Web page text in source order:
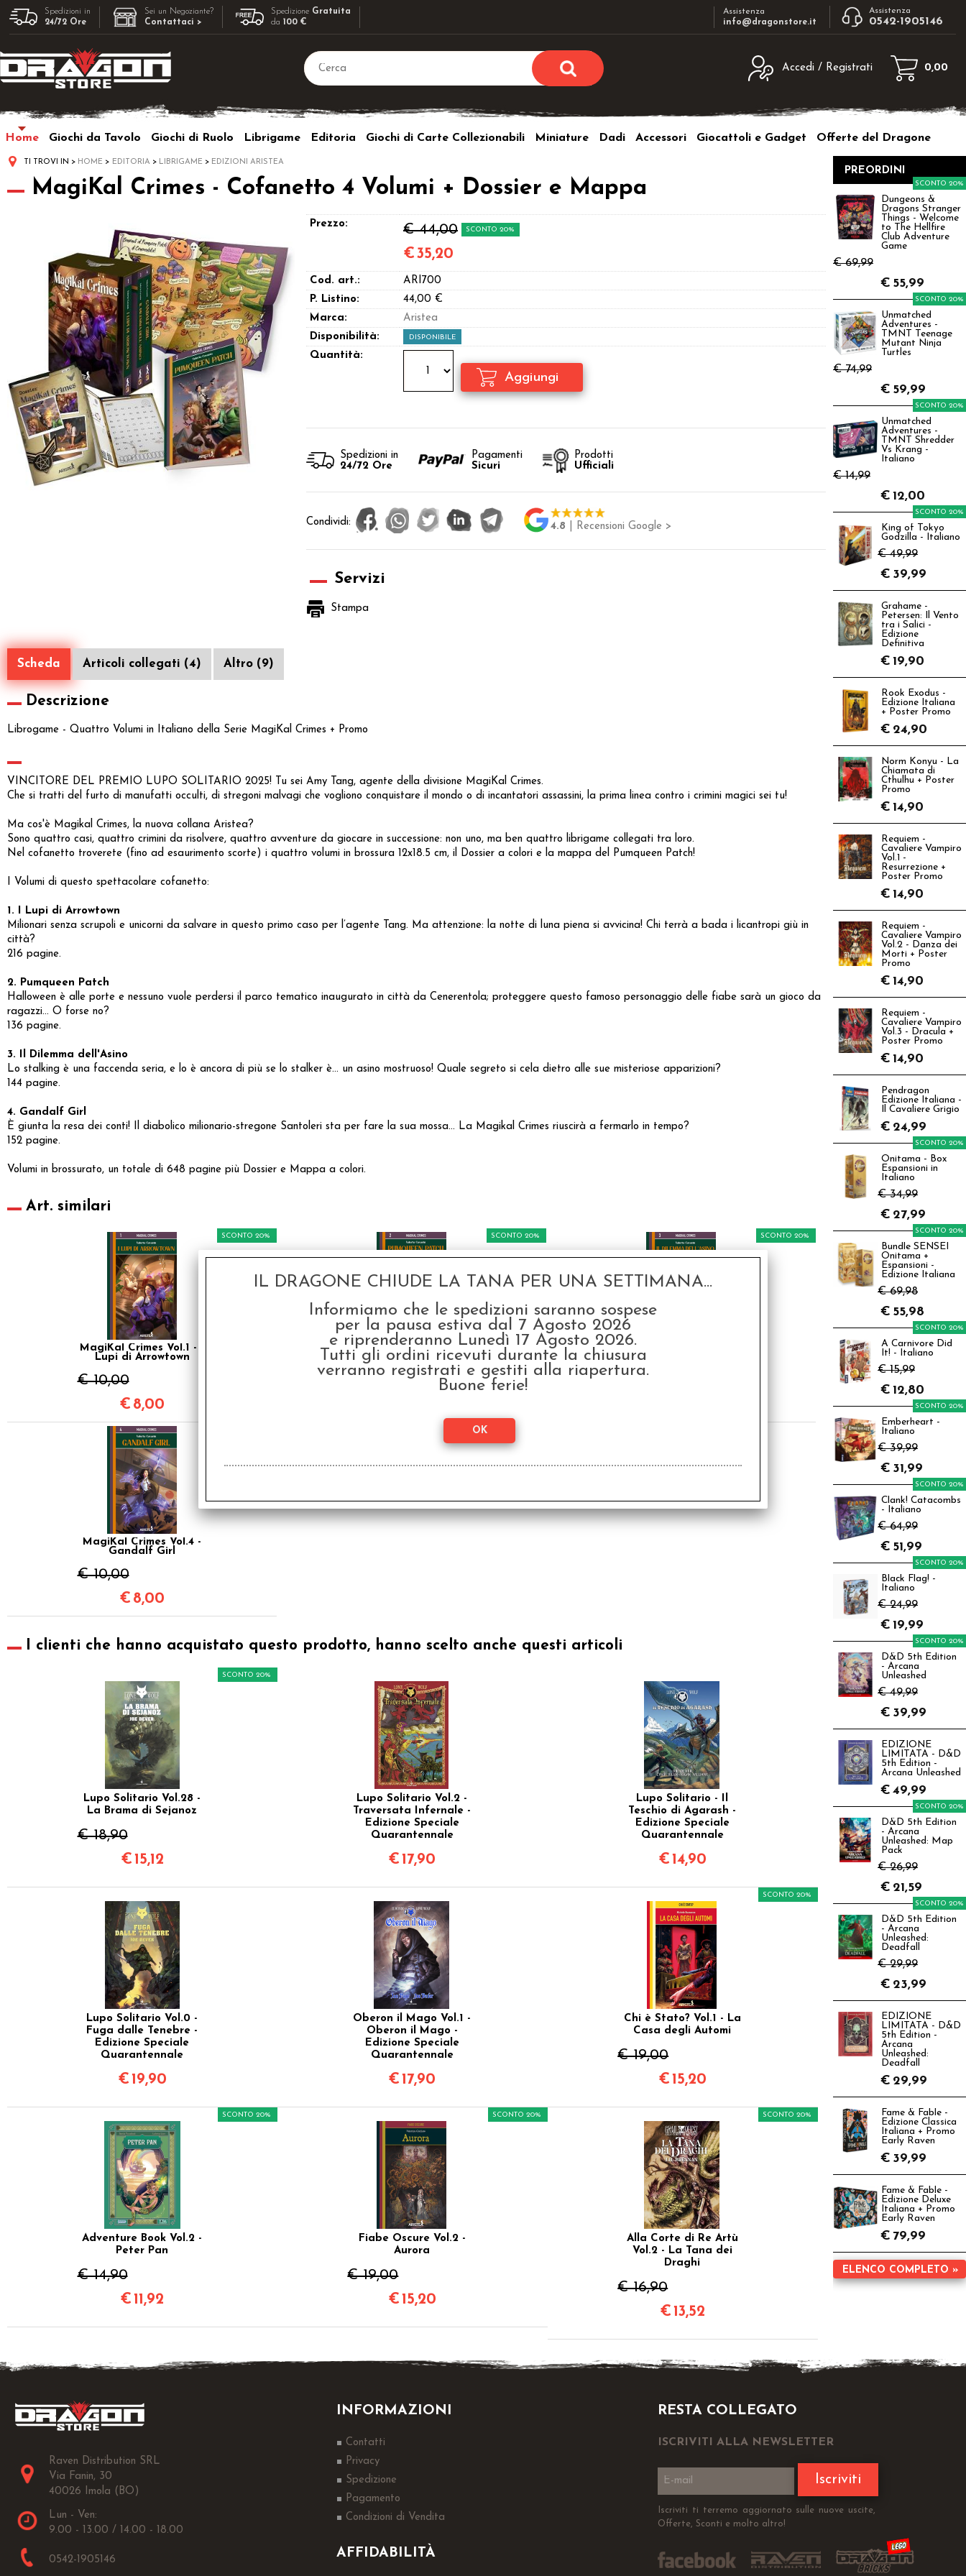
Spedizioni in
24/72 Ore
Sei un Negoziante?
Contattaci >
Spedizione Gratuita
da100 €
Assistenza
info@dragonstore.it
Assistenza
0542-1905146
Accedi / Registrati
utente e la password e poi clicca sul
Password:
sito clicca sul pulsante "Registrati"
0,00
Home Giochi da Tavolo Giochi di Ruolo Librigame Editoria Giochi di Carte Collezionabili Miniature Dadi Accessori Giocattoli e Gadget Offerte del Dragone
TI TROVI IN HOME EDITORIA LIBRIGAME EDIZIONI ARISTEA
MagiKal Crimes - Cofanetto 4 Volumi + Dossier e Mappa
Prezzo: € 44,00 SCONTO 20%
€35,20
Cod. art.:
ARI700
P. Listino:
44,00 €
Marca:
Aristea
Disponibilità:
DISPONIBILE
Quantità:
Spedizioni in
24/72 Ore
Pagamenti
Sicuri
Prodotti
Ufficiali
Condividi: 4.8 | Recensioni Google >
Servizi
Stampa
Scheda Articoli collegati (4) Altro (9)
Descrizione
Librogame - Quattro Volumi in Italiano della Serie MagiKal Crimes + Promo
VINCITORE DEL PREMIO LUPO SOLITARIO 2025! Tu sei Amy Tang, agente della divisione MagiKal Crimes.
Che si tratti del furto di manufatti occulti, di stregoni malvagi che vogliono conquistare il mondo o di incantatori assassini, la prima linea contro i crimini magici sei tu!
Ma cos'è Magikal Crimes, la nuova collana Aristea?
Sono quattro casi, quattro crimini da risolvere, quattro avventure da giocare in successione: non uno, ma ben quattro librigame collegati tra loro.
Nel cofanetto troverete (fino ad esaurimento scorte) i quattro volumi in brossura 12x18.5 cm, il Dossier a colori e la mappa del Pumqueen Patch!
I Volumi di questo spettacolare cofanetto:
1. I Lupi di Arrowtown
Milionari senza scrupoli e unicorni da salvare in questo primo caso per l’agente Tang. Ma attenzione: la notte di luna piena si avvicina! Chi terrà a bada i licantropi giù in
città?
216 pagine.
2. Pumqueen Patch
Halloween è alle porte e nessuno vuole perdersi il parco tematico inaugurato in città da Cenerentola; proteggere questo famoso personaggio delle fiabe sarà un gioco da
ragazzi… O forse no?
136 pagine.
3. Il Dilemma dell'Asino
Lo stalking è una faccenda seria, e lo è ancora di più se lo stalker è… un asino mostruoso! Quale segreto si cela dietro alle sue misteriose apparizioni?
144 pagine.
4. Gandalf Girl
È giunta la resa dei conti! Il diabolico milionario-stregone Santoleri sta per fare la sua mossa… La Magikal Crimes riuscirà a fermarlo in tempo?
152 pagine.
Volumi in brossurato, un totale di 648 pagine più Dossier e Mappa a colori.
Art. similari
MagiKal Crimes Vol.1 - I
Lupi di Arrowtown
€ 10,00
SCONTO 20%
€ 8,00
MagiKal Crimes Vol.2 -
Pumqueen Patch
€ 10,00
SCONTO 20%
MagiKal Crimes Vol.3 - Il
Dilemma dell’Asino
€ 10,00
SCONTO 20%
MagiKal Crimes Vol.4 -
Gandalf Girl
€ 10,00
€ 8,00
I clienti che hanno acquistato questo prodotto, hanno scelto anche questi articoli
Lupo Solitario Vol.28 -
La Brama di Sejanoz
€ 18,90
SCONTO 20%
€ 15,12
Lupo Solitario Vol.2 -
Traversata Infernale -
Edizione Speciale
Quarantennale
€ 17,90
Lupo Solitario - Il
Teschio di Agarash -
Edizione Speciale
Quarantennale
€ 14,90
Lupo Solitario Vol.0 -
Fuga dalle Tenebre -
Edizione Speciale
Quarantennale
€ 19,90
Oberon il Mago Vol.1 -
Oberon il Mago -
Edizione Speciale
Quarantennale
€ 17,90
Chi è Stato? Vol.1 - La
Casa degli Automi
€ 19,00
SCONTO 20%
€ 15,20
Adventure Book Vol.2 -
Peter Pan
€ 14,90
SCONTO 20%
€ 11,92
Fiabe Oscure Vol.2 -
Aurora
€ 19,00
SCONTO 20%
€ 15,20
Alla Corte di Re Artù
Vol.2 - La Tana dei
Draghi
€ 16,90
SCONTO 20%
€ 13,52
PREORDINI
Dungeons &
Dragons Stranger
Things - Welcome
to The Hellfire
Club Adventure
Game
€ 69,99
SCONTO 20%
€ 55,99
Unmatched
Adventures -
TMNT Teenage
Mutant Ninja
Turtles
€ 74,99
SCONTO 20%
€ 59,99
Unmatched
Adventures -
TMNT Shredder
Vs Krang -
Italiano
€ 14,99
SCONTO 20%
€ 12,00
King of Tokyo
Godzilla - Italiano
€ 49,99
SCONTO 20%
€ 39,99
Grahame -
Petersen: Il Vento
tra i Salici -
Edizione
Definitiva
€ 19,90
Rook Exodus -
Edizione Italiana
+ Poster Promo
€ 24,90
Norm Konyu - La
Chiamata di
Cthulhu + Poster
Promo
€ 14,90
Requiem -
Cavaliere Vampiro
Vol.1 -
Resurrezione +
Poster Promo
€ 14,90
Requiem -
Cavaliere Vampiro
Vol.2 - Danza dei
Morti + Poster
Promo
€ 14,90
Requiem -
Cavaliere Vampiro
Vol.3 - Dracula +
Poster Promo
€ 14,90
Pendragon
Edizione Italiana -
Il Cavaliere Grigio
€ 24,99
Onitama - Box
Espansioni in
Italiano
€ 34,99
SCONTO 20%
€ 27,99
Bundle SENSEI
Onitama +
Espansioni -
Edizione Italiana
€ 69,98
SCONTO 20%
€ 55,98
A Carnivore Did
It! - Italiano
€ 15,99
SCONTO 20%
€ 12,80
Emberheart -
Italiano
€ 39,99
SCONTO 20%
€ 31,99
Clank! Catacombs
- Italiano
€ 64,99
SCONTO 20%
€ 51,99
Black Flag! -
Italiano
€ 24,99
SCONTO 20%
€ 19,99
D&D 5th Edition
- Arcana
Unleashed
€ 49,99
SCONTO 20%
€ 39,99
EDIZIONE
LIMITATA - D&D
5th Edition -
Arcana Unleashed
€ 49,99
D&D 5th Edition
- Arcana
Unleashed: Map
Pack
€ 26,99
SCONTO 20%
€ 21,59
D&D 5th Edition
- Arcana
Unleashed:
Deadfall
€ 29,99
SCONTO 20%
€ 23,99
EDIZIONE
LIMITATA - D&D
5th Edition -
Arcana
Unleashed:
Deadfall
€ 29,99
Fame & Fable -
Edizione Classica
Italiana + Promo
Early Raven
€ 39,99
Fame & Fable -
Edizione Deluxe
Italiana + Promo
Early Raven
€ 79,99
ELENCO COMPLETO »
Raven Distribution SRL
Via Fanin, 30
40026 Imola (BO)
Lun - Ven:
9.00 - 13.00 / 14.00 - 18.00
0542-1905146
INFORMAZIONI
Contatti
Privacy
Spedizione
Pagamento
Condizioni di Vendita
AFFIDABILITÀ
RESTA COLLEGATO
ISCRIVITI ALLA NEWSLETTER
Iscriviti
Iscriviti ti terremo aggiornato sulle nuove uscite,
Offerte, Sconti e molto altro!
IL DRAGONE CHIUDE LA TANA PER UNA SETTIMANA...
Informiamo che le spedizioni saranno sospese
per la pausa estiva dal 7 Agosto 2026
e riprenderanno Lunedì 17 Agosto 2026.
Tutti gli ordini ricevuti durante la chiusura
verranno registrati e gestiti alla riapertura.
Buone ferie!